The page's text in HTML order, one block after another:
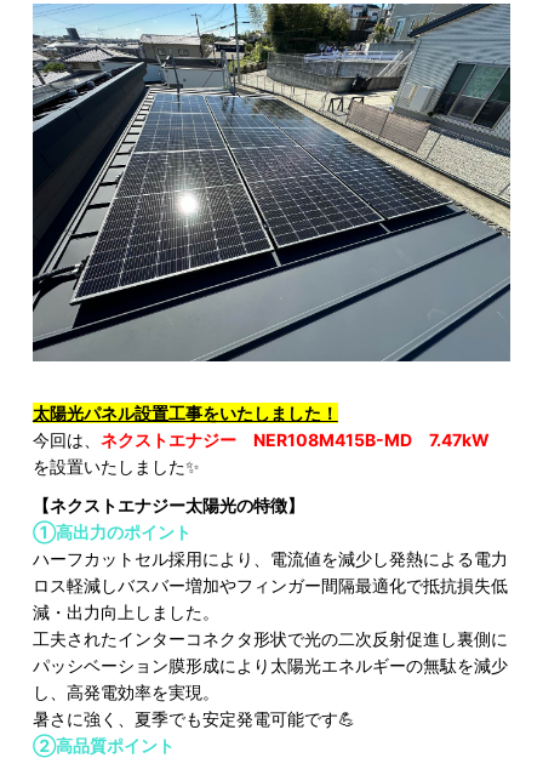
太陽光パネル設置工事をいたしました！
今回は、 ネクストエナジー NER108M415B-MD 7.47kW
を設置いたしました✨
【ネクストエナジー太陽光の特徴】
①高出力のポイント
ハーフカットセル採用により、電流値を減少し発熱による電力
ロス軽減しバスバー増加やフィンガー間隔最適化で抵抗損失低
減・出力向上しました。
工夫されたインターコネクタ形状で光の二次反射促進し裏側に
パッシベーション膜形成により太陽光エネルギーの無駄を減少
し、高発電効率を実現。
暑さに強く、夏季でも安定発電可能です💪
②高品質ポイント